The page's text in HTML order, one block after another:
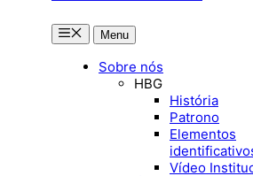
MenuMenu
Sobre nós
HBG
História
Patrono
Elementos
Vídeo